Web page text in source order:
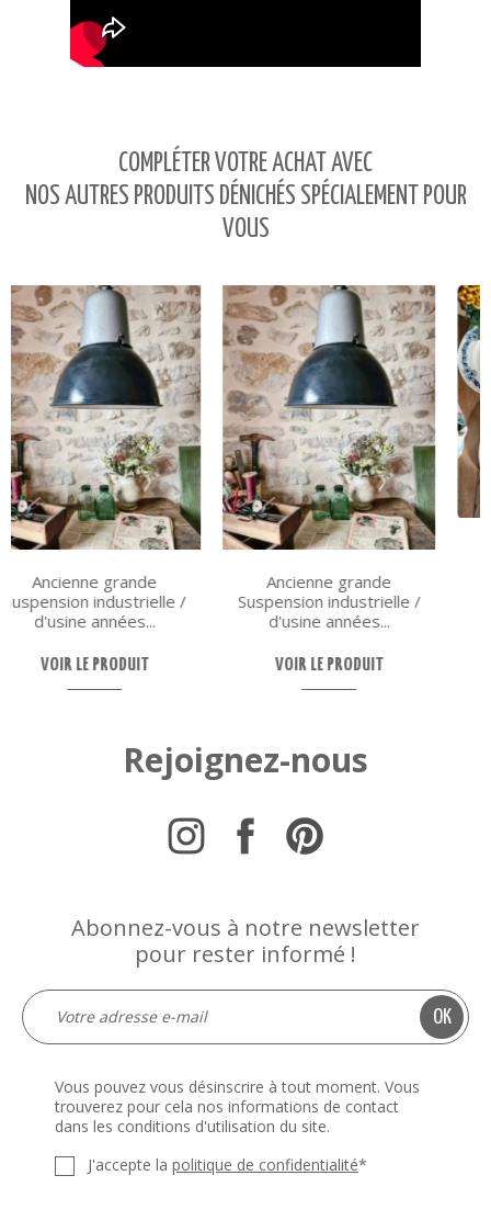
COMPLÉTER VOTRE ACHAT AVEC
NOS AUTRES PRODUITS DÉNICHÉS SPÉCIALEMENT POUR
VOUS
Ancienne grande
Suspension industrielle /
d'usine années...
VOIR LE PRODUIT
Suite de 4 chaises Colette
Gueden années 50
VOIR LE PRODUIT
Rejoignez-nous
Abonnez-vous à notre newsletter
pour rester informé !
Vous pouvez vous désinscrire à tout moment. Vous
trouverez pour cela nos informations de contact
dans les conditions d'utilisation du site.
J'accepte la politique de confidentialité*